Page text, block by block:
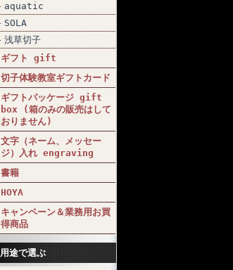
aquatic
SOLA
浅草切子
ギフト gift
切子体験教室ギフトカード
ギフトパッケージ gift
box (箱のみの販売はして
おりません)
文字（ネーム、メッセー
ジ）入れ engraving
書籍
HOYA
キャンペーン＆業務用お買
得商品
用途で選ぶ